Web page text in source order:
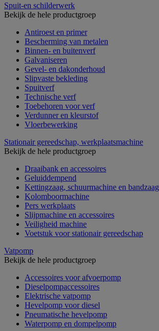
Spuit-en schilderwerk
Bekijk de hele productgroep
Antiroest en primer
Bescherming van metalen
Binnen- en buitenverf
Galvaniseren
Gevel- en dakonderhoud
Slipvaste bekleding
Spuitverf
Technische verf
Toebehoren voor verf
Verdunner en kleurstof
Vloerbewerking
Stationair gereedschap, werkplaatsmachine
Bekijk de hele productgroep
Draaibank en accessoires
Geluiddempend
Kettingzaag, schuurmachine en bandzaag
Kolomboormachine
Pers werkplaats
Slijpmachine en accessoires
Veiligheid machine
Voetstuk voor stationair gereedschap
Vatpomp
Bekijk de hele productgroep
Accessoires voor afvoerpomp
Dieselpompaccessoires
Elektrische vatpomp
Hevelpomp voor diesel
Pneumatische hevelpomp
Waterpomp en dompelpomp